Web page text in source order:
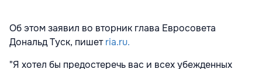
Об этом заявил во вторник глава Евросовета
Дональд Туск, пишетria.ru.
"Я хотел бы предостеречь вас и всех убежденных